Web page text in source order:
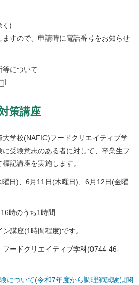
く)
すので、申請時に電話番号をお知らせ
等について
策講座
学校(NAFIC)フードクリエイティブ学
受験意志のある者に対して、卒業生フ
記講座を実施します。
日)、6月11日(木曜日)、6月12日(金曜
時のうち1時間
講座(1時間程度)です。
ードクリエイティブ学科(0744-46-
について(令和7年度から調理師試験は関